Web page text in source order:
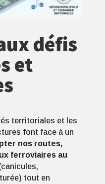
défis
et
territoriales et les
font face à un
nos routes,
ferroviaires au
tout en